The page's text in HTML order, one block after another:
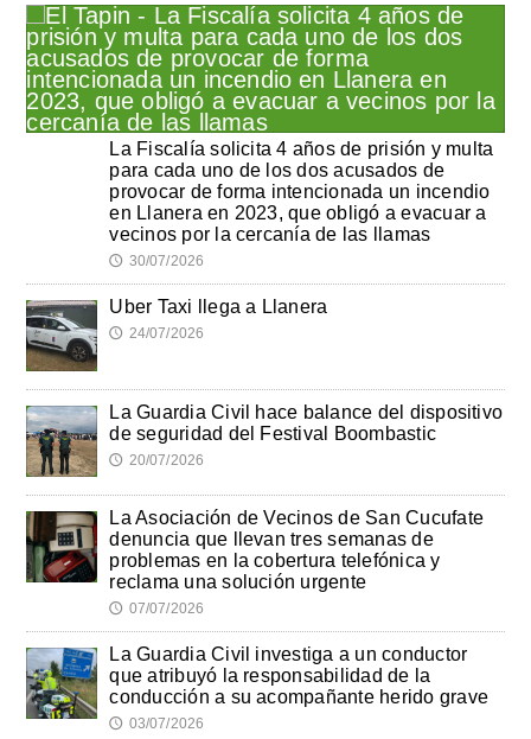
La Fiscalía solicita 4 años de prisión y multa
para cada uno de los dos acusados de
provocar de forma intencionada un incendio
en Llanera en 2023, que obligó a evacuar a
vecinos por la cercanía de las llamas
🕔 30/07/2026
Uber Taxi llega a Llanera
🕔 24/07/2026
La Guardia Civil hace balance del dispositivo
de seguridad del Festival Boombastic
🕔 20/07/2026
La Asociación de Vecinos de San Cucufate
denuncia que llevan tres semanas de
problemas en la cobertura telefónica y
reclama una solución urgente
🕔 07/07/2026
La Guardia Civil investiga a un conductor
que atribuyó la responsabilidad de la
conducción a su acompañante herido grave
🕔 03/07/2026